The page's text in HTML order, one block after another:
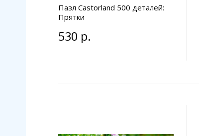
Пазл Castorland 500 деталей:
Прятки
530 р.